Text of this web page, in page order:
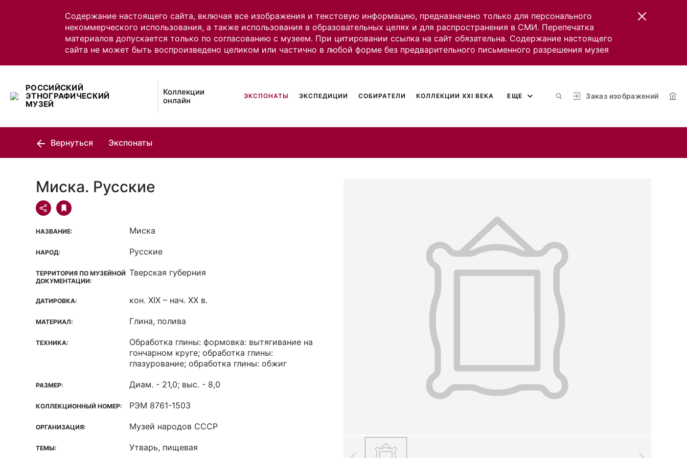
Содержание настоящего сайта, включая все изображения и текстовую информацию, предназначено только для персонального
некоммерческого использования, а также использования в образовательных целях и для распространения в СМИ. Перепечатка
материалов допускается только по согласованию с музеем. При цитировании ссылка на сайт обязательна. Содержание настоящего
сайта не может быть воспроизведено целиком или частично в любой форме без предварительного письменного разрешения музея
РОССИЙСКИЙ
ЭТНОГРАФИЧЕСКИЙ
МУЗЕЙ
Коллекции
онлайн
Заказ изображений
ЭКСПОНАТЫ ЭКСПЕДИЦИИ СОБИРАТЕЛИ КОЛЛЕКЦИИ XXI ВЕКА ЕЩЕ
Вернуться Экспонаты
Миска. Русские
НАЗВАНИЕ: Миска
НАРОД: Русские
ТЕРРИТОРИЯ ПО МУЗЕЙНОЙ
ДОКУМЕНТАЦИИ:
Тверская губерния
ДАТИРОВКА: кон. XIX – нач. XX в.
МАТЕРИАЛ: Глина, полива
ТЕХНИКА:
Обработка глины: формовка: вытягивание на
гончарном круге; обработка глины:
глазурование; обработка глины: обжиг
РАЗМЕР: Диам. - 21,0; выс. - 8,0
КОЛЛЕКЦИОННЫЙ НОМЕР: РЭМ 8761-1503
ОРГАНИЗАЦИЯ: Музей народов СССР
ТЕМЫ: Утварь, пищевая